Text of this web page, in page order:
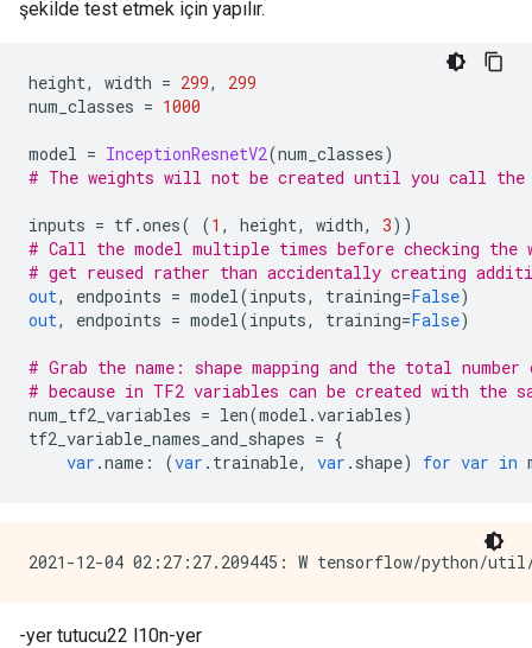
şekilde test etmek için yapılır.
height, width = 299,
299
num_classes = 1000
model = InceptionResnetV2(num_classes)
# The weights will not be created until you call the
inputs = tf.ones( (1 , height, width, 3))
# Call the model multiple times before checking
# get reused rather than accidentally creating
out, endpoints = model(inputs, training=False)
out, endpoints = model(inputs, training=False)
# Grab the name: shape mapping and the total
# because in TF2 variables can be created with the
num_tf2_variables = len(model .variables)
tf2_variable_names_and_shapes = {
var .name : (var . trainable, var . shape) for var in
-yer tutucu22 l10n-yer